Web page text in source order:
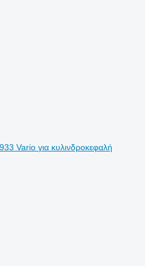
Vario για κυλινδροκεφαλή